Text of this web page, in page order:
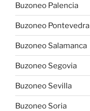
Buzoneo Palencia
Buzoneo Pontevedra
Buzoneo Salamanca
Buzoneo Segovia
Buzoneo Sevilla
Buzoneo Soria